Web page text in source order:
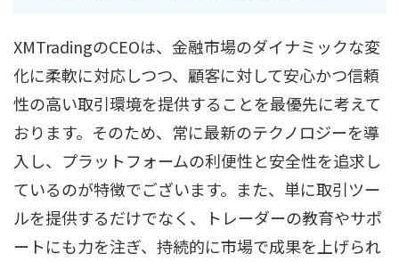
XMTradingのCEOは、金融市場のダイナミックな変
化に柔軟に対応しつつ、顧客に対して安心かつ信頼
性の高い取引環境を提供することを最優先に考えて
おります。そのため、常に最新のテクノロジーを導
入し、プラットフォームの利便性と安全性を追求し
ているのが特徴でございます。また、単に取引ツー
ルを提供するだけでなく、トレーダーの教育やサポ
ートにも力を注ぎ、持続的に市場で成果を上げられ